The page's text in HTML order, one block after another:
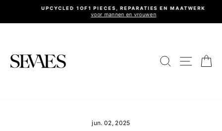
inhoud
Diavoorstelling
pauzeren
UPCYCLED 1OF1 PIECES, REPARATIES EN MAATWERK
voor mannen en vrouwen
Zoeken Site
jun. 02, 2025